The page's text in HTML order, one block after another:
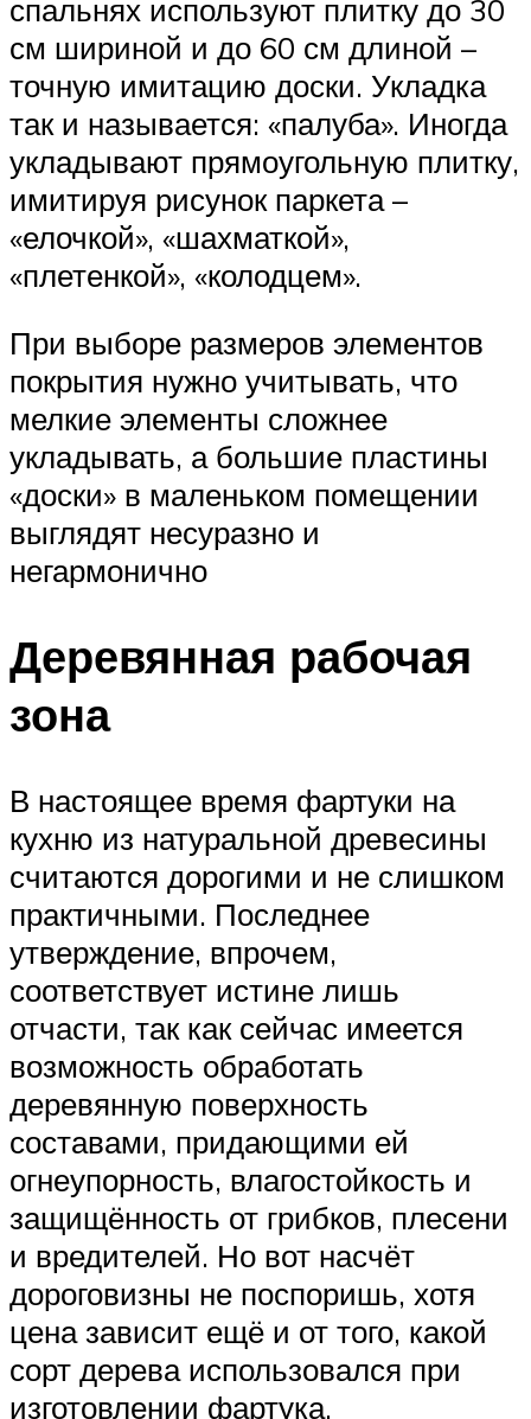
спальнях используют плитку до 30
см шириной и до 60 см длиной –
точную имитацию доски. Укладка
так и называется: «палуба». Иногда
укладывают прямоугольную плитку,
имитируя рисунок паркета –
«елочкой», «шахматкой»,
«плетенкой», «колодцем».
При выборе размеров элементов
покрытия нужно учитывать, что
мелкие элементы сложнее
укладывать, а большие пластины
«доски» в маленьком помещении
выглядят несуразно и
негармонично
Деревянная рабочая
зона
В настоящее время фартуки на
кухню из натуральной древесины
считаются дорогими и не слишком
практичными. Последнее
утверждение, впрочем,
соответствует истине лишь
отчасти, так как сейчас имеется
возможность обработать
деревянную поверхность
составами, придающими ей
огнеупорность, влагостойкость и
защищённость от грибков, плесени
и вредителей. Но вот насчёт
дороговизны не поспоришь, хотя
цена зависит ещё и от того, какой
сорт дерева использовался при
изготовлении фартука.